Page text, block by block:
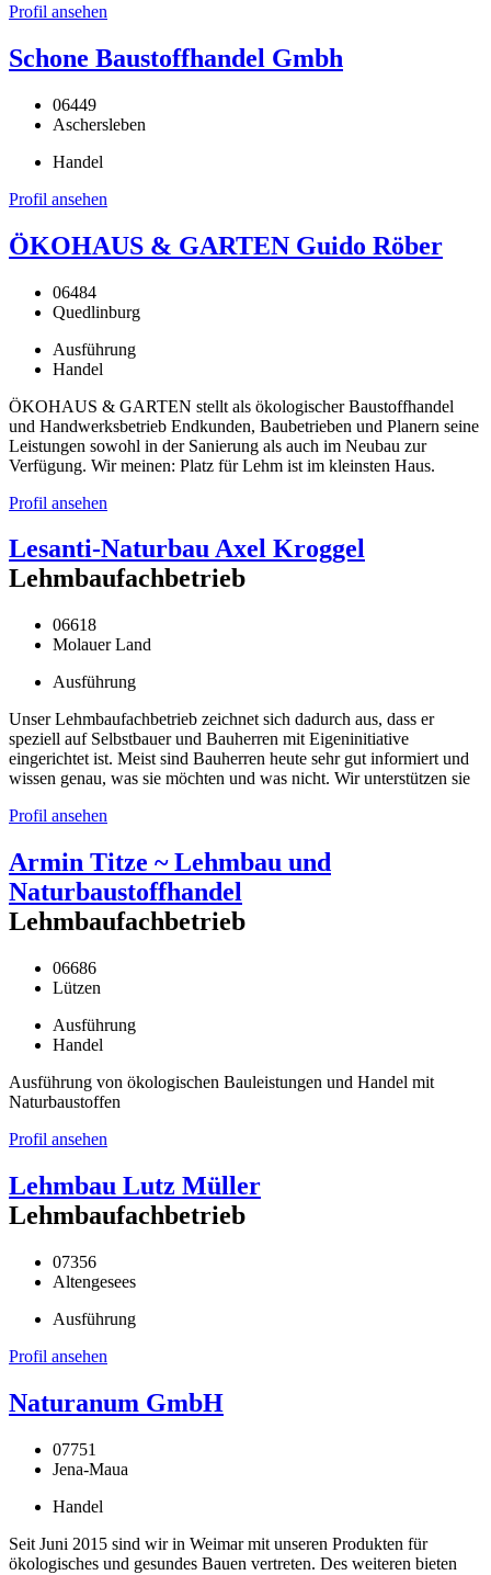
Profil ansehen
Schone Baustoffhandel Gmbh
06449
Aschersleben
Handel
Profil ansehen
ÖKOHAUS & GARTEN Guido Röber
06484
Quedlinburg
Ausführung
Handel
ÖKOHAUS & GARTEN stellt als ökologischer Baustoffhandel
und Handwerksbetrieb Endkunden, Baubetrieben und Planern seine
Leistungen sowohl in der Sanierung als auch im Neubau zur
Verfügung. Wir meinen: Platz für Lehm ist im kleinsten Haus.
Profil ansehen
Lesanti-Naturbau Axel Kroggel
Lehmbaufachbetrieb
06618
Molauer Land
Ausführung
Unser Lehmbaufachbetrieb zeichnet sich dadurch aus, dass er
speziell auf Selbstbauer und Bauherren mit Eigeninitiative
eingerichtet ist. Meist sind Bauherren heute sehr gut informiert und
wissen genau, was sie möchten und was nicht. Wir unterstützen sie
Profil ansehen
Armin Titze ~ Lehmbau und
Naturbaustoffhandel
Lehmbaufachbetrieb
06686
Lützen
Ausführung
Handel
Ausführung von ökologischen Bauleistungen und Handel mit
Naturbaustoffen
Profil ansehen
Lehmbau Lutz Müller
Lehmbaufachbetrieb
07356
Altengesees
Ausführung
Profil ansehen
Naturanum GmbH
07751
Jena-Maua
Handel
Seit Juni 2015 sind wir in Weimar mit unseren Produkten für
ökologisches und gesundes Bauen vertreten. Des weiteren bieten